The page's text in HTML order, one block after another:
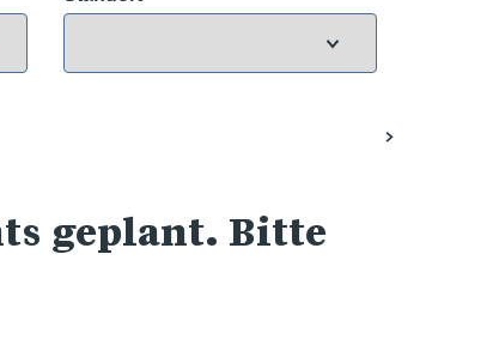
geplant. Bitte